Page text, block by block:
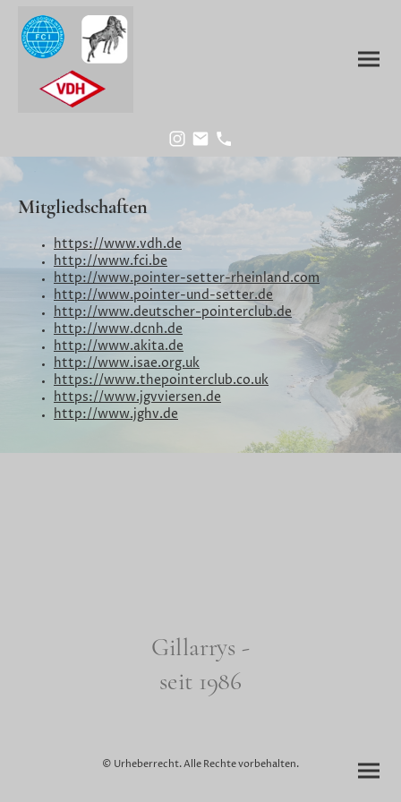
Mitgliedschaften
https://www.vdh.de
http://www.fci.be
http://www.pointer-setter-rheinland.com
http://www.pointer-und-setter.de
http://www.deutscher-pointerclub.de
http://www.dcnh.de
http://www.akita.de
http://www.isae.org.uk
https://www.thepointerclub.co.uk
https://www.jgvviersen.de
http://www.jghv.de
Gillarrys -
seit 1986
© Urheberrecht. Alle Rechte vorbehalten.